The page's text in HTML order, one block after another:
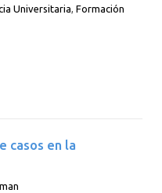
Universitaria ,Formación
casos en la